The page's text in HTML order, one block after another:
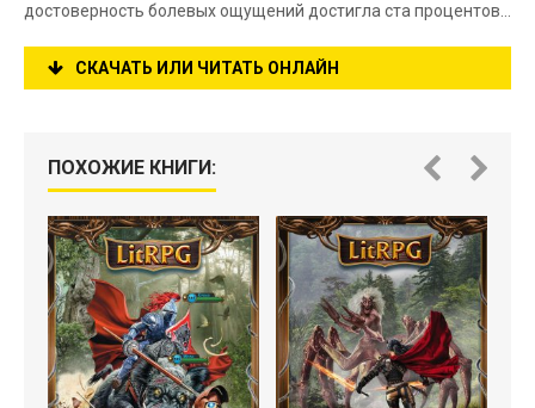
достоверность болевых ощущений достигла ста процентов…
СКАЧАТЬ ИЛИ ЧИТАТЬ ОНЛАЙН
ПОХОЖИЕ КНИГИ: